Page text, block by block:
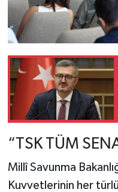
“TSK TÜM
Millî Savunma
Kuvvetlerinin her türlü